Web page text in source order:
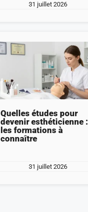
31 juillet 2026
Quelles études pour
devenir esthéticienne :
les formations à
connaître
31 juillet 2026